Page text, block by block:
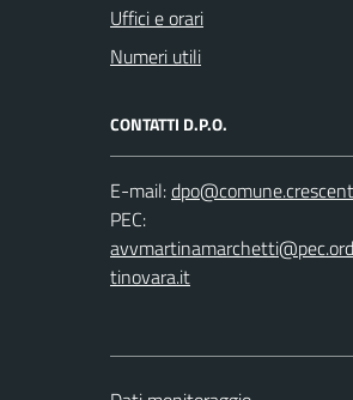
Uffici e orari
Numeri utili
CONTATTI D.P.O.
E-mail:
PEC: